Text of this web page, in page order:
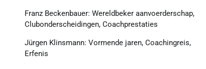
Franz Beckenbauer: Wereldbeker aanvoerderschap,
Clubonderscheidingen, Coachprestaties
Jürgen Klinsmann: Vormende jaren, Coachingreis,
Erfenis